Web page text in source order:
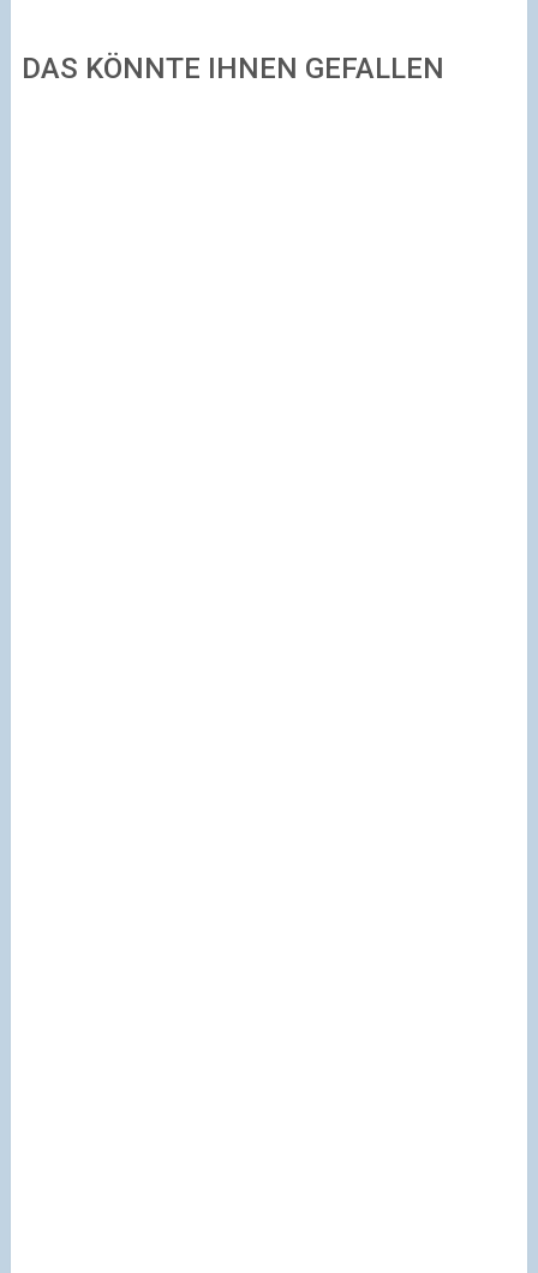
DAS KÖNNTE IHNEN GEFALLEN